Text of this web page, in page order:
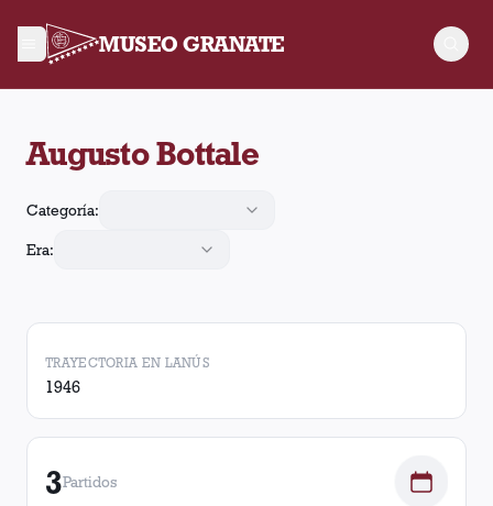
MUSEO GRANATE
Augusto Bottale
Categoría:
Era:
TRAYECTORIA EN LANÚS
1946
3Partidos